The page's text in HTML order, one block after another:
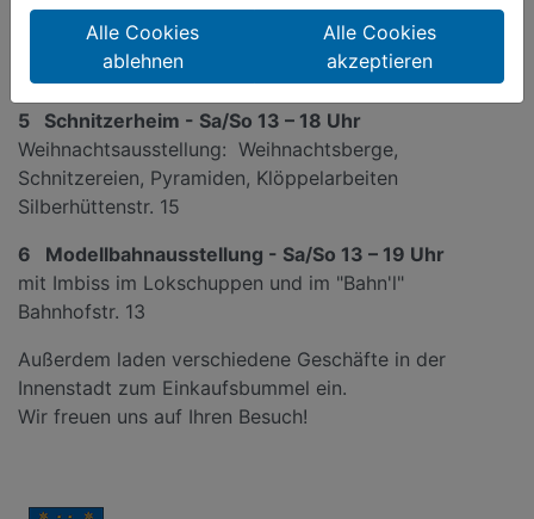
So 13 - 20 Uhr
Livemusik, Feuershow, Gauklerei;
Pochwerkmühlengässchen 6
5 Schnitzerheim - Sa/So 13 – 18 Uhr
Weihnachtsausstellung: Weihnachtsberge,
Schnitzereien, Pyramiden, Klöppelarbeiten
Silberhüttenstr. 15
6 Modellbahnausstellung - Sa/So 13 – 19 Uhr
mit Imbiss im Lokschuppen und im "Bahn'l"
Bahnhofstr. 13
Außerdem laden verschiedene Geschäfte in der
Innenstadt zum Einkaufsbummel ein.
Wir freuen uns auf Ihren Besuch!
Alle Cookies
ablehnen
Alle Cookies
akzeptieren